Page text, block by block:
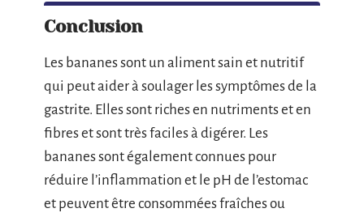
Conclusion
Les bananes sont un aliment sain et nutritif
qui peut aider à soulager les symptômes de la
gastrite. Elles sont riches en nutriments et en
fibres et sont très faciles à digérer. Les
bananes sont également connues pour
réduire l’inflammation et le pH de l’estomac
et peuvent être consommées fraîches ou